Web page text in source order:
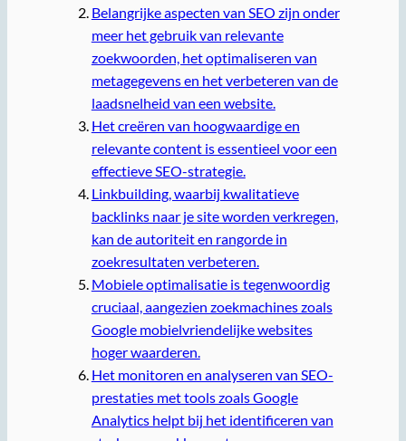
Belangrijke aspecten van SEO zijn onder
meer het gebruik van relevante
zoekwoorden, het optimaliseren van
metagegevens en het verbeteren van de
laadsnelheid van een website.
Het creëren van hoogwaardige en
relevante content is essentieel voor een
effectieve SEO-strategie.
Linkbuilding, waarbij kwalitatieve
backlinks naar je site worden verkregen,
kan de autoriteit en rangorde in
zoekresultaten verbeteren.
Mobiele optimalisatie is tegenwoordig
cruciaal, aangezien zoekmachines zoals
Google mobielvriendelijke websites
hoger waarderen.
Het monitoren en analyseren van SEO-
prestaties met tools zoals Google
Analytics helpt bij het identificeren van